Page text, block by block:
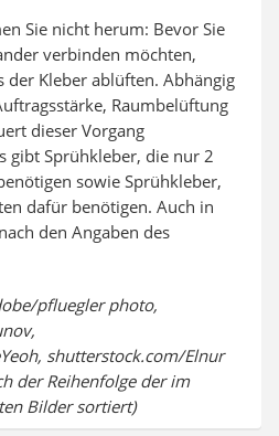
Sie nicht herum: Bevor Sie
verbinden möchten,
der Kleber ablüften. Abhängig
Raumbelüftung
dieser Vorgang
gibt Sprühkleber, die nur 2
sowie Sprühkleber,
dafür benötigen. Auch in
den Angaben des
pfluegler photo,
shutterstock.com/Elnur
der Reihenfolge der im
Bilder sortiert)